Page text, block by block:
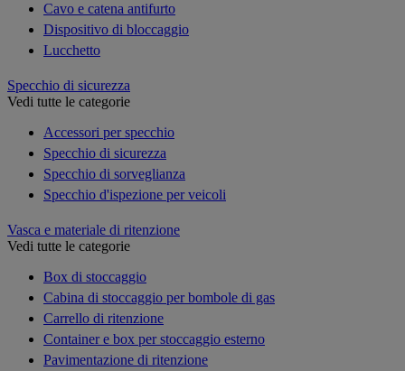
Cavo e catena antifurto
Dispositivo di bloccaggio
Lucchetto
Specchio di sicurezza
Vedi tutte le categorie
Accessori per specchio
Specchio di sicurezza
Specchio di sorveglianza
Specchio d'ispezione per veicoli
Vasca e materiale di ritenzione
Vedi tutte le categorie
Box di stoccaggio
Cabina di stoccaggio per bombole di gas
Carrello di ritenzione
Container e box per stoccaggio esterno
Pavimentazione di ritenzione